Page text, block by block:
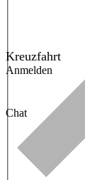
Kreuzfahrt
Anmelden
Chat